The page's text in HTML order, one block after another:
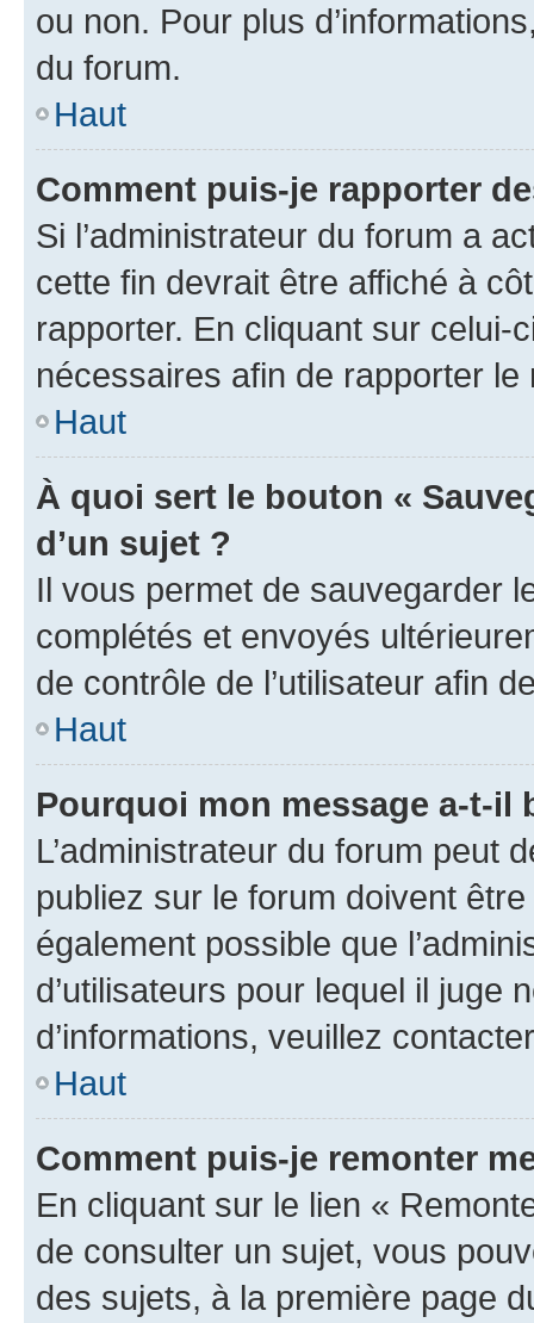
ou non. Pour plus
du forum.
Haut
Comment puis-je rapporter
Si l’administrateur du forum a
cette fin devrait être affiché à
rapporter. En cliquant sur
nécessaires afin de rapporter le
Haut
À quoi sert le bouton «
d’un sujet ?
Il vous permet de sauvegarder
complétés et envoyés
de contrôle de l’utilisateur afin
Haut
Pourquoi mon message a-t-il
L’administrateur du forum peut
publiez sur le forum doivent
également possible que
d’utilisateurs pour lequel il juge
d’informations, veuillez
Haut
Comment puis-je remonter
En cliquant sur le lien «
de consulter un sujet, vous
des sujets, à la première page